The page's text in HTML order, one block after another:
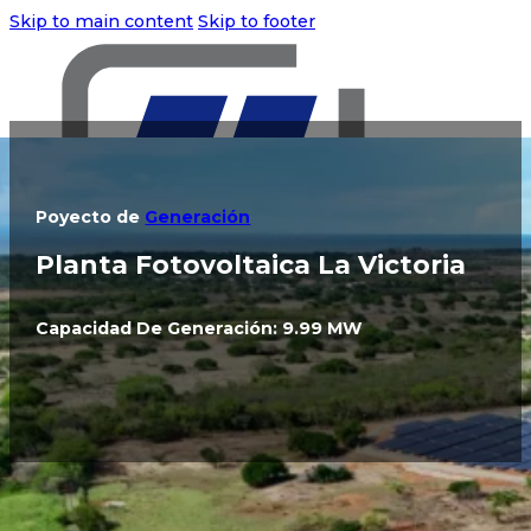
Skip to main content Skip to footer
Inicio
Quines Somos
Nuestra Empresa
Fuerza Laboral
Poyecto de Generación
Planta Fotovoltaica La Victoria
Capacidad De Generación: 9.99 MW
El contrato EPC (Ingeniería, Procura y Construcción)